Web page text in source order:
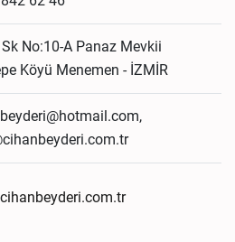
Sk No:10-A Panaz Mevkii
Köyü Menemen - İZMİR